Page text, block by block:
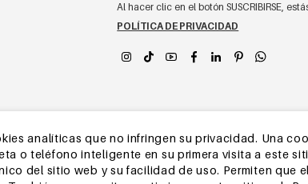
analíticas que no infringen su privacidad. Una
o teléfono inteligente en su primera visita a este
del sitio web y su facilidad de uso. Permiten que
Al hacer clic en el botón SUSCRIBIRSE,
POLÍTICA DE PRIVACIDAD
YEHWANG app